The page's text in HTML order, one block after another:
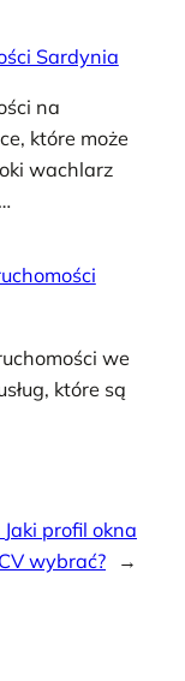
Sardynia
na
które może
wachlarz
we
które są
Jaki profil okna
wybrać?
→